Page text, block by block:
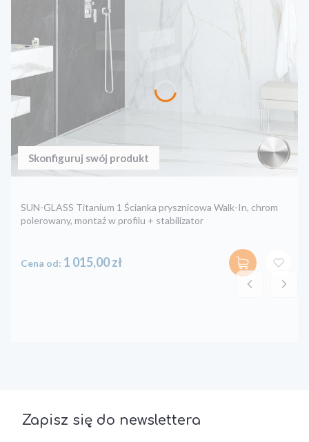
SUN-GLASS Titanium 1 Ścianka prysznicowa Walk-In, chrom
polerowany, montaż w profilu + stabilizator
Cena 1 015,00 zł
Zapisz się do newslettera